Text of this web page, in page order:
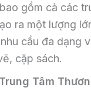
gồm cả các
ra một lượng
cầu đa dạng
cặp sách.
Tâm